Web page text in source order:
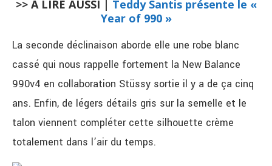
>> À LIRE AUSSI | Teddy Santis présente le «
Year of 990 »
La seconde déclinaison aborde elle une robe blanc
cassé qui nous rappelle fortement la New Balance
990v4 en collaboration Stüssy sortie il y a de ça cinq
ans. Enfin, de légers détails gris sur la semelle et le
talon viennent compléter cette silhouette crème
totalement dans l’air du temps.